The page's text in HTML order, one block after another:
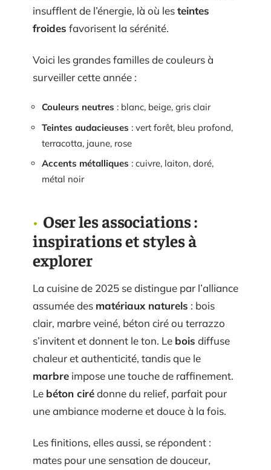
insufflent de l’énergie, là où lesteintes
froides favorisent la sérénité.
Voici les grandes familles de couleurs à
surveiller cette année :
Couleurs neutres : blanc, beige, gris clair
Teintes audacieuses : vert forêt, bleu profond,
terracotta, jaune, rose
Accents métalliques : cuivre, laiton, doré,
métal noir
Oser les associations :
inspirations et styles à
explorer
La cuisine de 2025 se distingue par l’alliance
assumée des matériaux naturels : bois
clair, marbre veiné, béton ciré ou terrazzo
s’invitent et donnent le ton. Le bois diffuse
chaleur et authenticité, tandis que le
marbre impose une touche de raffinement.
Le béton cirédonne du relief, parfait pour
une ambiance moderne et douce à la fois.
Les finitions, elles aussi, se répondent :
mates pour une sensation de douceur,